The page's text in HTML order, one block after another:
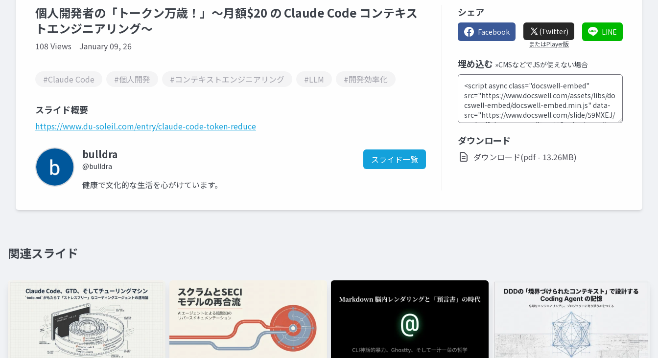
個人開発者の「トークン万歳！」～月額$20 の Claude Code コンテキス
トエンジニアリング～
108 Views January 09, 26
#Claude Code #個人開発 #コンテキストエンジニアリング #LLM #開発効率化
スライド概要
https://www.du-soleil.com/entry/claude-code-token-reduce
bulldra
@bulldra
スライド一覧
健康で文化的な生活を心がけています。
シェア
Facebook (Twitter)
またはPlayer版
LINE
埋め込む »CMSなどでJSが使えない場合
ダウンロード
ダウンロード(pdf - 13.26MB)
関連スライド